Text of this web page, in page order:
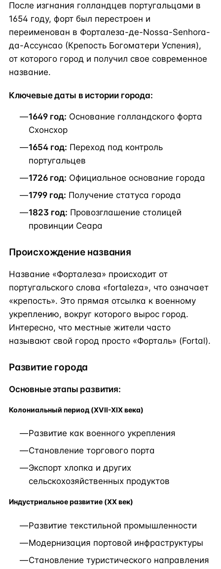
После изгнания голландцев португальцами в
1654 году, форт был перестроен и
переименован в Форталеза-де-Nossa-Senhora-
да-Ассунсао (Крепость Богоматери Успения),
от которого город и получил свое современное
название.
Ключевые даты в истории города:
1649 год: Основание голландского форта
Схонсхор
1654 год: Переход под контроль
португальцев
1726 год: Официальное основание города
1799 год: Получение статуса города
1823 год: Провозглашение столицей
провинции Сеара
Происхождение названия
Название «Форталеза» происходит от
португальского слова «fortaleza», что означает
«крепость». Это прямая отсылка к военному
укреплению, вокруг которого вырос город.
Интересно, что местные жители часто
называют свой город просто «Форталь» (Fortal).
Развитие города
Основные этапы развития:
Колониальный период (XVII-XIX века)
Развитие как военного укрепления
Становление торгового порта
Экспорт хлопка и других
сельскохозяйственных продуктов
Индустриальное развитие (XX век)
Развитие текстильной промышленности
Модернизация портовой инфраструктуры
Становление туристического направления